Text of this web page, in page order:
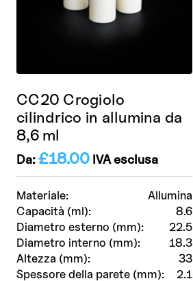
Materiale:
Allumina
Capacità (ml):
8.6
Diametro esterno (mm):
22.5
Diametro interno (mm):
18.3
Altezza (mm):
33
Spessore della parete (mm):
2.1
CC20 Crogiolo
cilindrico in allumina da
8,6 ml
Da:£18.00 IVA esclusa